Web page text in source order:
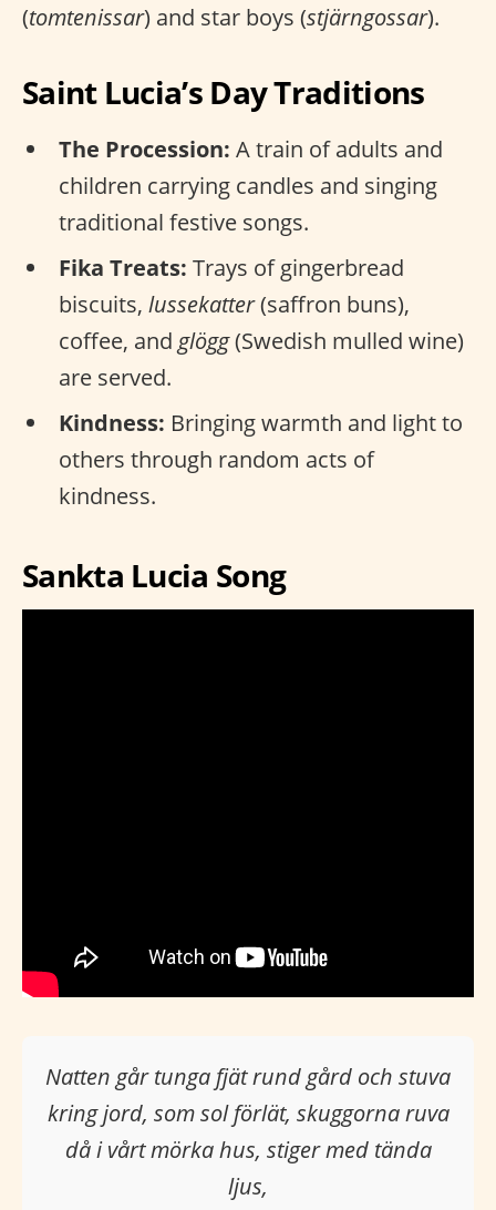
(tomtenissar) and star boys (stjärngossar).
Saint Lucia’s Day Traditions
The Procession: A train of adults and
children carrying candles and singing
traditional festive songs.
Fika Treats: Trays of gingerbread
biscuits, lussekatter(saffron buns),
coffee, and glögg(Swedish mulled wine)
are served.
Kindness: Bringing warmth and light to
others through random acts of
kindness.
Sankta Lucia Song
Natten går tunga fjät rund gård och stuva
kring jord, som sol förlät, skuggorna ruva
då i vårt mörka hus, stiger med tända
ljus,